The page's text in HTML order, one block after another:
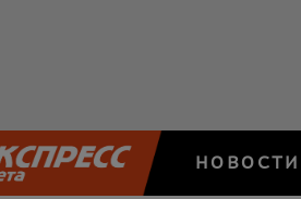
НОВОСТИ